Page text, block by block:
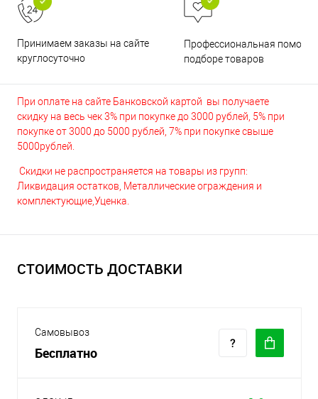
Принимаем заказы на сайте
круглосуточно
Профессиональная помощь
подборе товаров
При оплате на сайте Банковской картой вы получаете
скидку на весь чек 3% при покупке до 3000 рублей, 5% при
покупке от 3000 до 5000 рублей, 7% при покупке свыше
5000рублей.
Скидки не распространяется на товары из групп:
Ликвидация остатков, Металлические ограждения и
комплектующие,Уценка.
СТОИМОСТЬ ДОСТАВКИ
Самовывоз
Бесплатно